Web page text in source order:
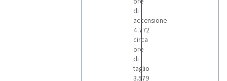
di
accensione
4.772
circa
ore
di
taglio
3.579